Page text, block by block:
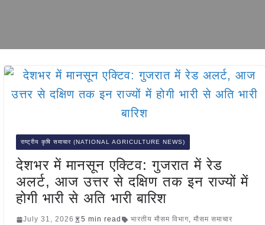
राष्ट्रीय कृषि समाचार (NATIONAL AGRICULTURE NEWS)
देशभर में मानसून एक्टिव: गुजरात में रेड
अलर्ट, आज उत्तर से दक्षिण तक इन राज्यों में
होगी भारी से अति भारी बारिश
July 31, 2026 5 min read भारतीय मौसम विभाग, मौसम समाचार